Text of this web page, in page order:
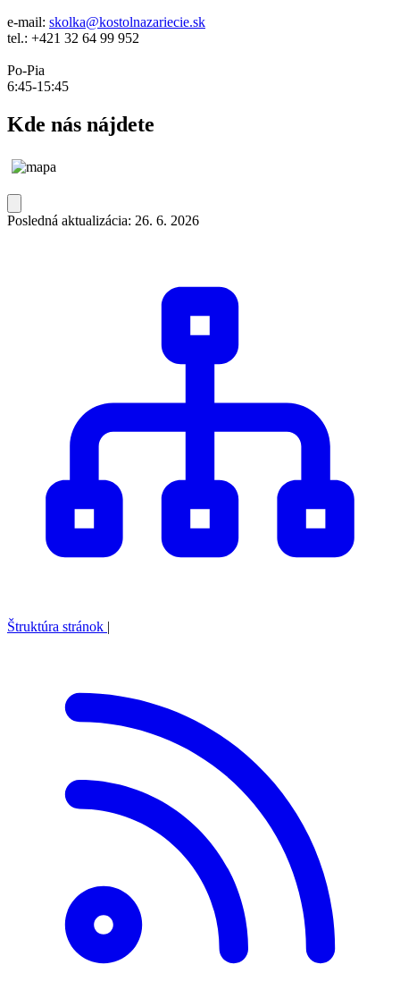
e-mail: skolka@kostolnazariecie.sk
tel.: +421 32 64 99 952
Po-Pia
6:45-15:45
Kde nás nájdete
Posledná aktualizácia: 26. 6. 2026
Štruktúra stránok |